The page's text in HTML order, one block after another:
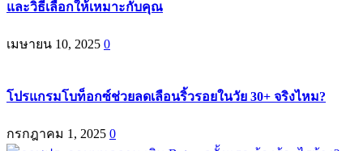
และวิธีเลือกให้เหมาะกับคุณ
เมษายน 10, 2025 0
โปรแกรมโบท็อกซ์ช่วยลดเลือนริ้วรอยในวัย 30+ จริงไหม?
กรกฎาคม 1, 2025 0